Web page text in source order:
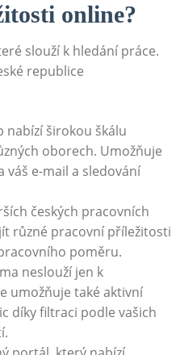
online?
‍slouží k hledání práce.‍
republice
nabízí ‍širokou škálu
oborech.‌ Umožňuje
e-mail a sledování
​českých pracovních
různé pracovní ‌příležitosti
poměru.
neslouží jen⁤ k
umožňuje také aktivní
díky filtraci podle vašich